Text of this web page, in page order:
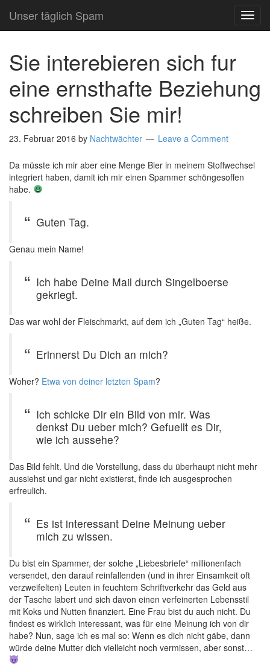
Unser täglich Spam
Sie interebieren sich fur
eine ernsthafte Beziehung
schreiben Sie mir!
23. Februar 2016 by Nachtwächter Leave a Comment
Da müsste ich mir aber eine Menge Bier in meinem Stoffwechsel
integriert haben, damit ich mir einen Spammer schöngesoffen
habe.
Guten Tag.
Genau mein Name!
Ich habe Deine Mail durch Singelboerse
gekriegt.
Das war wohl der Fleischmarkt, auf dem ich „Guten Tag“ heiße.
Erinnerst Du Dich an mich?
Woher? Etwa von deiner letzten Spam?
Ich schicke Dir ein Bild von mir. Was
denkst Du ueber mich? Gefuellt es Dir,
wie ich aussehe?
Das Bild fehlt. Und die Vorstellung, dass du überhaupt nicht mehr
aussiehst und gar nicht existierst, finde ich ausgesprochen
erfreulich.
Es ist interessant Deine Meinung ueber
mich zu wissen.
Du bist ein Spammer, der solche „Liebesbriefe“ millionenfach
versendet, den darauf reinfallenden (und in ihrer Einsamkeit oft
verzweifelten) Leuten in feuchtem Schriftverkehr das Geld aus
der Tasche labert und sich davon einen verfeinerten Lebensstil
mit Koks und Nutten finanziert. Eine Frau bist du auch nicht. Du
findest es wirklich interessant, was für eine Meinung ich von dir
habe? Nun, sage ich es mal so: Wenn es dich nicht gäbe, dann
würde deine Mutter dich vielleicht noch vermissen, aber sonst…